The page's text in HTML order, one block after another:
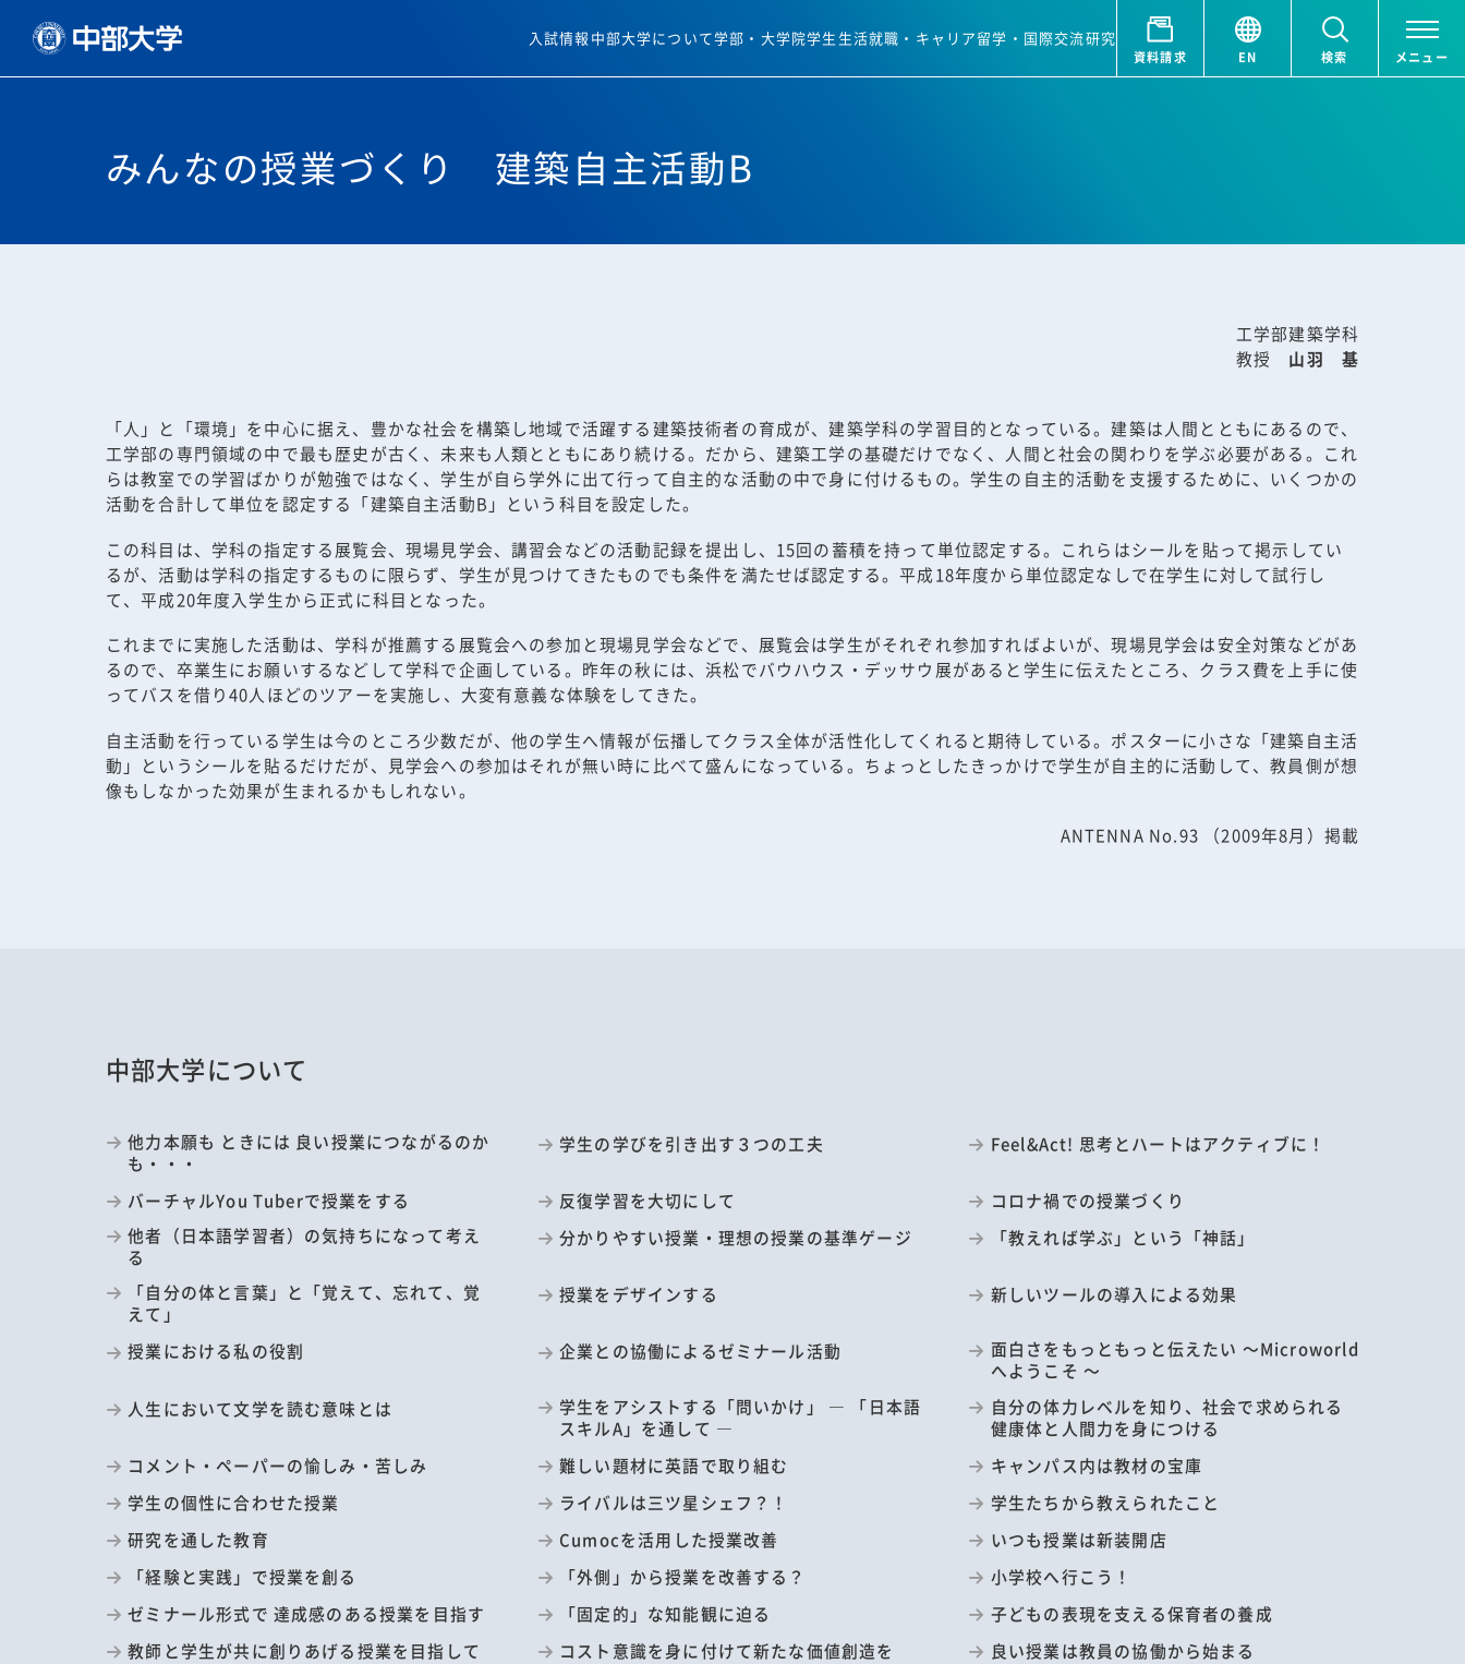
入試情報 中部大学について学部・大学院学生生活就職・キャリア留学・国際交流研究
資料請求 EN 検索 メニュー
みんなの授業づくり 建築自主活動B
工学部建築学科
教授 山羽 基
「人」と「環境」を中心に据え、豊かな社会を構築し地域で活躍する建築技術者の育成が、建築学科の学習目的となっている。建築は人間とともにあるので、
工学部の専門領域の中で最も歴史が古く、未来も人類とともにあり続ける。だから、建築工学の基礎だけでなく、人間と社会の関わりを学ぶ必要がある。これ
らは教室での学習ばかりが勉強ではなく、学生が自ら学外に出て行って自主的な活動の中で身に付けるもの。学生の自主的活動を支援するために、いくつかの
活動を合計して単位を認定する「建築自主活動B」という科目を設定した。
この科目は、学科の指定する展覧会、現場見学会、講習会などの活動記録を提出し、15回の蓄積を持って単位認定する。これらはシールを貼って掲示してい
るが、活動は学科の指定するものに限らず、学生が見つけてきたものでも条件を満たせば認定する。平成18年度から単位認定なしで在学生に対して試行し
て、平成20年度入学生から正式に科目となった。
これまでに実施した活動は、学科が推薦する展覧会への参加と現場見学会などで、展覧会は学生がそれぞれ参加すればよいが、現場見学会は安全対策などがあ
るので、卒業生にお願いするなどして学科で企画している。昨年の秋には、浜松でバウハウス・デッサウ展があると学生に伝えたところ、クラス費を上手に使
ってバスを借り40人ほどのツアーを実施し、大変有意義な体験をしてきた。
自主活動を行っている学生は今のところ少数だが、他の学生へ情報が伝播してクラス全体が活性化してくれると期待している。ポスターに小さな「建築自主活
動」というシールを貼るだけだが、見学会への参加はそれが無い時に比べて盛んになっている。ちょっとしたきっかけで学生が自主的に活動して、教員側が想
像もしなかった効果が生まれるかもしれない。
ANTENNA No.93 （2009年8月）掲載
中部大学について
他力本願も ときには 良い授業につながるのか
も・・・
学生の学びを引き出す３つの工夫 Feel&Act! 思考とハートはアクティブに！
バーチャルYou Tuberで授業をする 反復学習を大切にして
コロナ禍での授業づくり
他者（日本語学習者）の気持ちになって考え
る
分かりやすい授業・理想の授業の基準ゲージ 「教えれば学ぶ」という「神話」
「自分の体と言葉」と「覚えて、忘れて、覚
えて」
授業をデザインする 新しいツールの導入による効果
授業における私の役割 企業との協働によるゼミナール活動
面白さをもっともっと伝えたい ～Microworld
へようこそ ～
人生において文学を読む意味とは
学生をアシストする「問いかけ」 ― 「日本語
スキルA」を通して ―
自分の体力レベルを知り、社会で求められる
健康体と人間力を身につける
コメント・ペーパーの愉しみ・苦しみ
難しい題材に英語で取り組む
キャンパス内は教材の宝庫
学生の個性に合わせた授業
ライバルは三ツ星シェフ？！
学生たちから教えられたこと
研究を通した教育
Cumocを活用した授業改善
いつも授業は新装開店
「経験と実践」で授業を創る
「外側」から授業を改善する？
小学校へ行こう！
ゼミナール形式で 達成感のある授業を目指す
「固定的」な知能観に迫る
子どもの表現を支える保育者の養成
教師と学生が共に創りあげる授業を目指して
コスト意識を身に付けて新たな価値創造を
良い授業は教員の協働から始まる